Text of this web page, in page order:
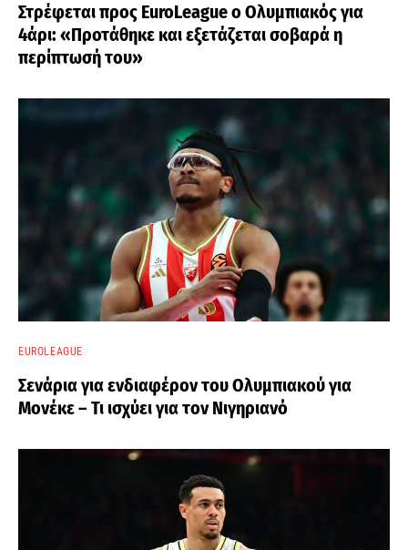
Στρέφεται προς EuroLeague ο Ολυμπιακός για
4άρι: «Προτάθηκε και εξετάζεται σοβαρά η
περίπτωσή του»
EUROLEAGUE
Σενάρια για ενδιαφέρον του Ολυμπιακού για
Μονέκε – Τι ισχύει για τον Νιγηριανό